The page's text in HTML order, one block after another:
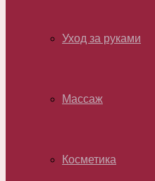
Уход за руками
Массаж
Косметика